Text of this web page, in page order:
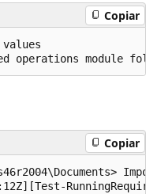
Copiar
Copiar